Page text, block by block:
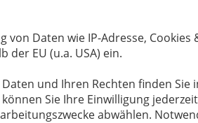
von Daten wie IP-Adresse, Cookies
EU (u.a. USA) ein.
und Ihren Rechten finden Sie
können Sie Ihre Einwilligung jederzeit
abwählen.